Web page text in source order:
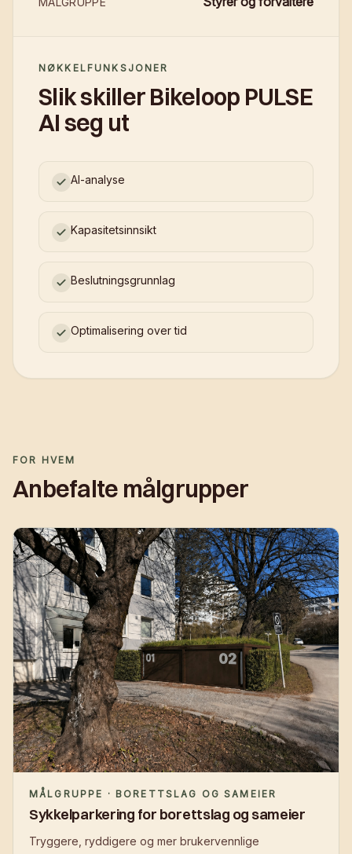
NØKKELFUNKSJONER
Slik skiller Bikeloop PULSE
AI seg ut
AI-analyse
Kapasitetsinnsikt
Beslutningsgrunnlag
Optimalisering over tid
FOR HVEM
Anbefalte målgrupper
MÅLGRUPPE · BORETTSLAG OG SAMEIER
Sykkelparkering for borettslag og sameier
Tryggere, ryddigere og mer brukervennlige